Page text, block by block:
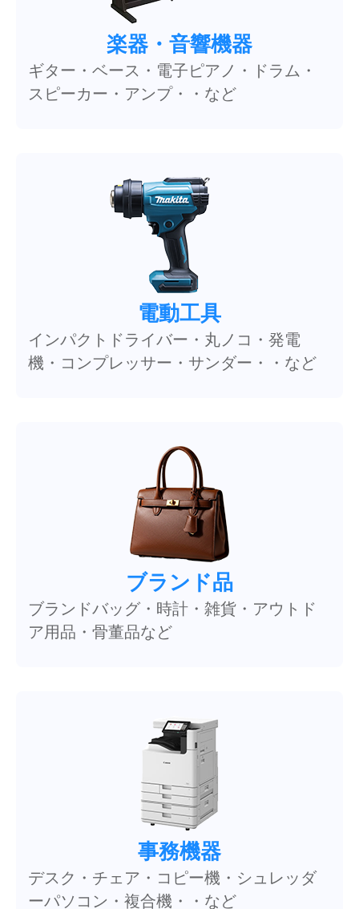
楽器・音響機器
ギター・ベース・電子ピアノ・ドラム・
スピーカー・アンプ・・など
電動工具
インパクトドライバー・丸ノコ・発電
機・コンプレッサー・サンダー・・など
ブランド品
ブランドバッグ・時計・雑貨・アウトド
ア用品・骨董品など
事務機器
デスク・チェア・コピー機・シュレッダ
ーパソコン・複合機・・など